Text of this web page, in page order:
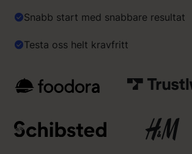
Snabb start med snabbare resultat
Testa oss helt kravfritt